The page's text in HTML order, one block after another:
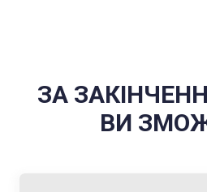
ЗА
ВИ